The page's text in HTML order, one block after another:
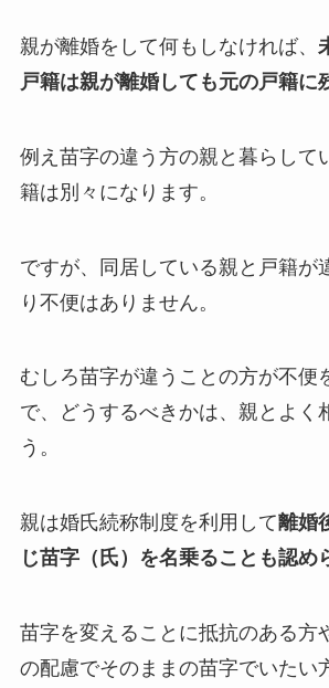
親が離婚をして何もしなければ、
戸籍は親が離婚しても元の戸籍に
例え苗字の違う方の親と暮らして
籍は別々になります。
ですが、同居している親と戸籍が
り不便はありません。
むしろ苗字が違うことの方が不便
で、どうするべきかは、親とよく
う。
親は婚氏続称制度を利用して離婚
じ苗字（氏）を名乗ることも認め
苗字を変えることに抵抗のある方
の配慮でそのままの苗字でいたい